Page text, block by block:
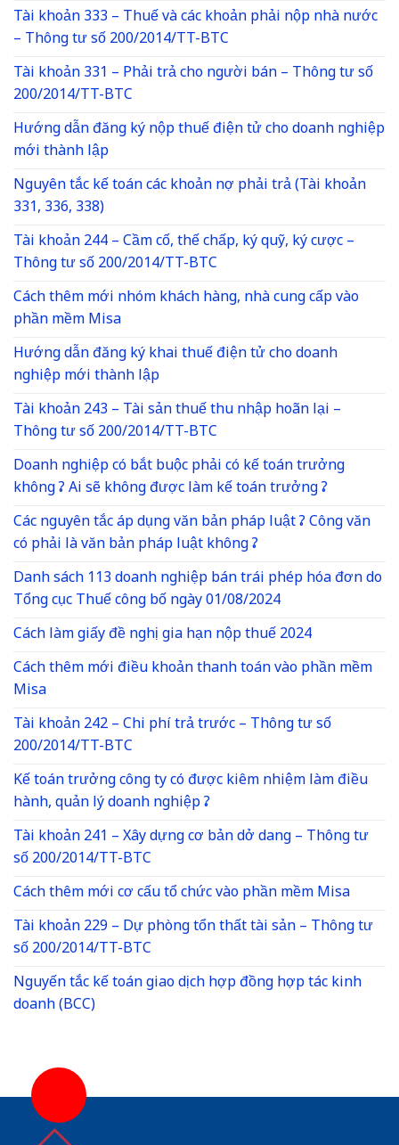
Tài khoản 333 – Thuế và các khoản phải nộp nhà nước
– Thông tư số 200/2014/TT-BTC
Tài khoản 331 – Phải trả cho người bán – Thông tư số
200/2014/TT-BTC
Hướng dẫn đăng ký nộp thuế điện tử cho doanh nghiệp
mới thành lập
Nguyên tắc kế toán các khoản nợ phải trả (Tài khoản
331, 336, 338)
Tài khoản 244 – Cầm cố, thế chấp, ký quỹ, ký cược –
Thông tư số 200/2014/TT-BTC
Cách thêm mới nhóm khách hàng, nhà cung cấp vào
phần mềm Misa
Hướng dẫn đăng ký khai thuế điện tử cho doanh
nghiệp mới thành lập
Tài khoản 243 – Tài sản thuế thu nhập hoãn lại –
Thông tư số 200/2014/TT-BTC
Doanh nghiệp có bắt buộc phải có kế toán trưởng
không ? Ai sẽ không được làm kế toán trưởng ?
Các nguyên tắc áp dụng văn bản pháp luật ? Công văn
có phải là văn bản pháp luật không ?
Danh sách 113 doanh nghiệp bán trái phép hóa đơn do
Tổng cục Thuế công bố ngày 01/08/2024
Cách làm giấy đề nghị gia hạn nộp thuế 2024
Cách thêm mới điều khoản thanh toán vào phần mềm
Misa
Tài khoản 242 – Chi phí trả trước – Thông tư số
200/2014/TT-BTC
Kế toán trưởng công ty có được kiêm nhiệm làm điều
hành, quản lý doanh nghiệp ?
Tài khoản 241 – Xây dựng cơ bản dở dang – Thông tư
số 200/2014/TT-BTC
Cách thêm mới cơ cấu tổ chức vào phần mềm Misa
Tài khoản 229 – Dự phòng tổn thất tài sản – Thông tư
số 200/2014/TT-BTC
Nguyến tắc kế toán giao dịch hợp đồng hợp tác kinh
doanh (BCC)